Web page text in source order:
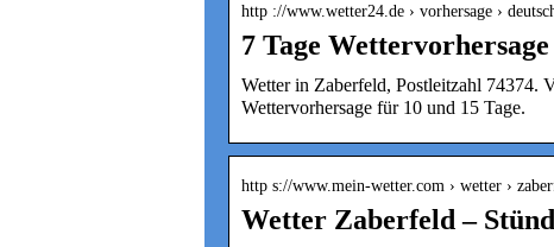
http ://www.wetter24.de › vorhersage ›
7 Tage
Wetter in Zaberfeld, Postleitzahl 74374.
Wettervorhersage für 10 und 15 Tage.
http s://www.mein-wetter.com › wetter ›
Wetter Zaberfeld –